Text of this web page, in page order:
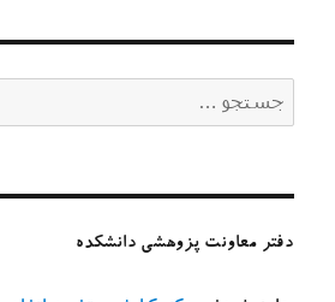
برای:
دفتر معاونت پزوهشی دانشکده